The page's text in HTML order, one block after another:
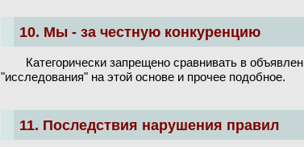
10. Мы - за честную конкуренцию
Категорически запрещено сравнивать в
"исследования" на этой основе и прочее подобное.
11. Последствия нарушения правил